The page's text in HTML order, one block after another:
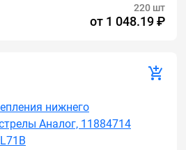
220 шт
от 1 048.19 ₽
нижнего
Аналог, 11884714